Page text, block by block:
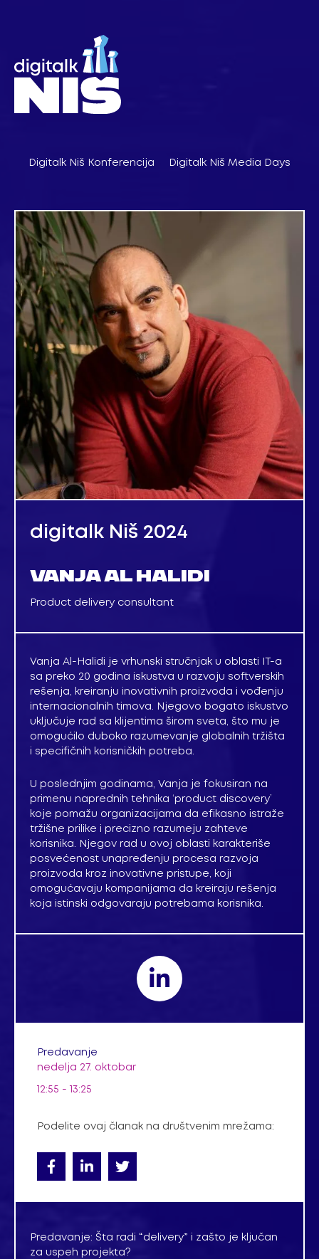
Digitalk Niš Konferencija Digitalk Niš Media Days
digitalk Niš 2024
VANJA AL HALIDI
Product delivery consultant
Vanja Al-Halidi je vrhunski stručnjak u oblasti IT-a
sa preko 20 godina iskustva u razvoju softverskih
rešenja, kreiranju inovativnih proizvoda i vođenju
internacionalnih timova. Njegovo bogato iskustvo
uključuje rad sa klijentima širom sveta, što mu je
omogućilo duboko razumevanje globalnih tržišta
i specifičnih korisničkih potreba.
U poslednjim godinama, Vanja je fokusiran na
primenu naprednih tehnika ‘product discovery’
koje pomažu organizacijama da efikasno istraže
tržišne prilike i precizno razumeju zahteve
korisnika. Njegov rad u ovoj oblasti karakteriše
posvećenost unapređenju procesa razvoja
proizvoda kroz inovativne pristupe, koji
omogućavaju kompanijama da kreiraju rešenja
koja istinski odgovaraju potrebama korisnika.
Predavanje
nedelja 27. oktobar
12:55 - 13:25
Podelite ovaj članak na društvenim mrežama:
Predavanje: Šta radi “delivery” i zašto je ključan
za uspeh projekta?